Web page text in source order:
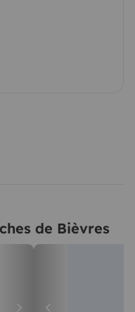
de Bièvres